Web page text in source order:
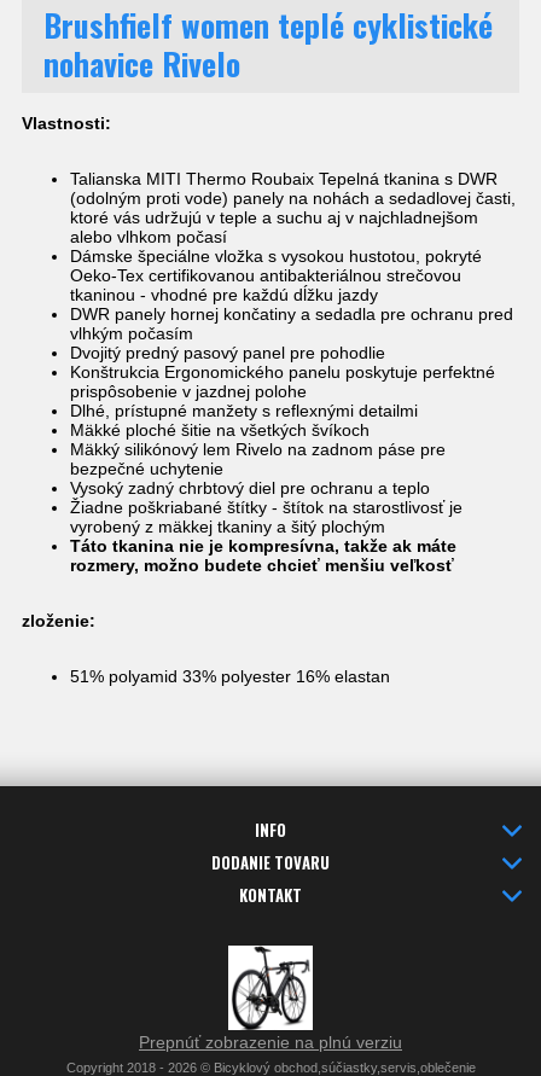
Brushfielf women teplé cyklistické
nohavice Rivelo
Vlastnosti:
Talianska MITI Thermo Roubaix Tepelná tkanina s DWR
(odolným proti vode) panely na nohách a sedadlovej časti,
ktoré vás udržujú v teple a suchu aj v najchladnejšom
alebo vlhkom počasí
Dámske špeciálne vložka s vysokou hustotou, pokryté
Oeko-Tex certifikovanou antibakteriálnou strečovou
tkaninou - vhodné pre každú dĺžku jazdy
DWR panely hornej končatiny a sedadla pre ochranu pred
vlhkým počasím
Dvojitý predný pasový panel pre pohodlie
Konštrukcia Ergonomického panelu poskytuje perfektné
prispôsobenie v jazdnej polohe
Dlhé, prístupné manžety s reflexnými detailmi
Mäkké ploché šitie na všetkých švíkoch
Mäkký silikónový lem Rivelo na zadnom páse pre
bezpečné uchytenie
Vysoký zadný chrbtový diel pre ochranu a teplo
Žiadne poškriabané štítky - štítok na starostlivosť je
vyrobený z mäkkej tkaniny a šitý plochým
Táto tkanina nie je kompresívna, takže ak máte
rozmery, možno budete chcieť menšiu veľkosť
zloženie:
51% polyamid 33% polyester 16% elastan
INFO
DODANIE TOVARU
KONTAKT
Prepnúť zobrazenie na plnú verziu
Copyright 2018 - 2026 © Bicyklový obchod,súčiastky,servis,oblečenie